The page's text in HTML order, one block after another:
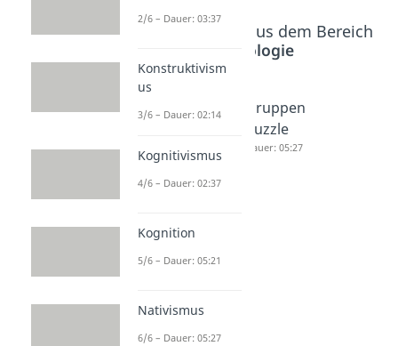
Beliebte Inhalte aus dem Bereich
Psychologie
Nativism
Dauer: 05:27
Didaktik
Gruppen
puzzle
Dauer: 05:27
2/6 – Dauer: 03:37
Konstruktivism
us
3/6 – Dauer: 02:14
Kognitivismus
4/6 – Dauer: 02:37
Kognition
5/6 – Dauer: 05:21
Nativismus
6/6 – Dauer: 05:27